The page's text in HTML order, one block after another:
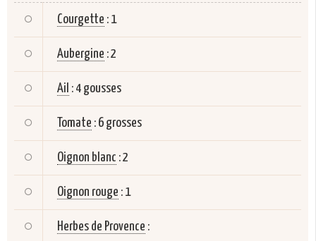
Courgette : 1
Aubergine :2
Ail : 4 gousses
Tomate : 6 grosses
Oignon blanc :2
Oignon rouge : 1
Herbes de Provence :